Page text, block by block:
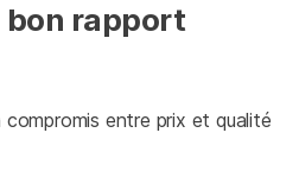
rapport
compromis entre prix et qualité